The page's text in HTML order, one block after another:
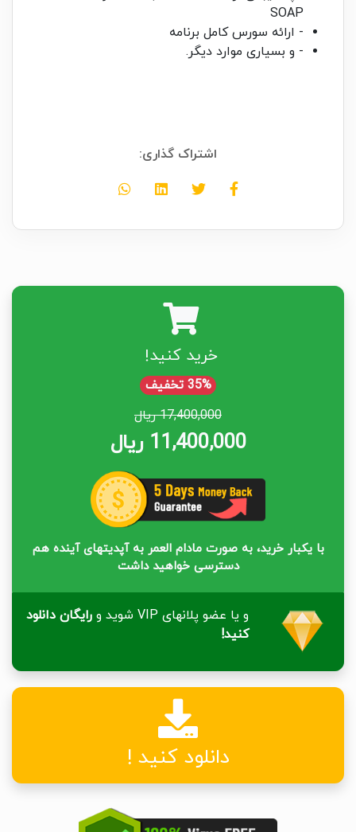
SOAP
- ارائه سورس کامل برنامه
- و بسیاری موارد دیگر.
اشتراک گذاری:
خرید کنید!
35% تخفیف
17,400,000 ریال
11,400,000 ریال
با یکبار خرید، به صورت مادام العمر به آپدیتهای آینده هم
دسترسی خواهید داشت
و یا عضو پلانهای VIP شوید و
رایگان دانلود
کنید!
دانلود کنید !